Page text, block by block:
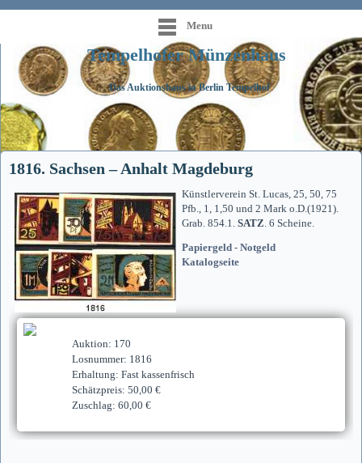
Menu
Tempelhofer Münzenhaus
Das Auktionshaus in Berlin Tempelhof
1816. Sachsen – Anhalt Magdeburg
Künstlerverein St. Lucas, 25, 50, 75
Pfb., 1, 1,50 und 2 Mark o.D.(1921).
Grab. 854.1. SATZ. 6 Scheine.
Papiergeld - Notgeld
Katalogseite
Auktion: 170
Losnummer: 1816
Erhaltung: Fast kassenfrisch
Schätzpreis: 50,00 €
Zuschlag: 60,00 €